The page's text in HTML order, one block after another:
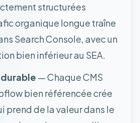
structurées
organique longue traîne
Search Console, avec un
bien inférieur au SEA.
— Chaque CMS
bien référencée crée
prend de la valeur dans le